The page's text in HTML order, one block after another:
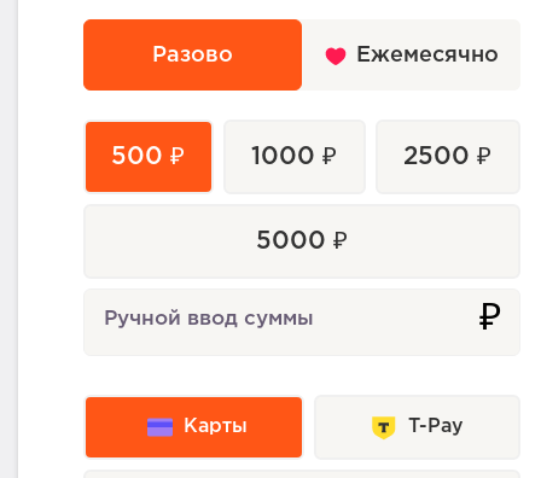
Разово Ежемесячно
500 ₽ 1000 ₽ 2500 ₽
5000 ₽
Ручной ввод суммы ₽
Карты T-Pay